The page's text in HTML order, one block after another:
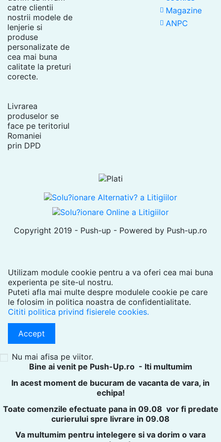
dumneavoastra in maxim 7 zile lucratoare de la confirmarea
primirii produsului la depozitul Push-up.ro
catre clientii
nostrii modele de
lenjerie si
produse
personalizate de
cea mai buna
calitate la preturi
corecte.
Livrarea
produselor se
face pe teritoriul
Romaniei
prin DPD
Magazine
ANPC
Copyright 2019 - Push-up - Powered by Push-up.ro
Utilizam module cookie pentru a va oferi cea mai buna
experienta pe site-ul nostru.
Puteti afla mai multe despre modulele cookie pe care
le folosim in politica noastra de confidentialitate.
Cititi politica privind fisierele cookies.
Accept
Nu mai afisa pe viitor.
Bine ai venit pe Push-Up.ro - Iti multumim
In acest moment de bucuram de vacanta de vara, in
echipa!
Toate comenzile efectuate pana in 09.08 vor fi predate
curierului spre livrare in 09.08
Va multumim pentru intelegere si va dorim o vara